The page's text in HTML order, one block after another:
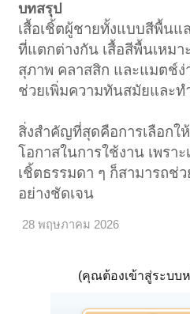
บทสรุป
เสื้อเชิ้ตผู้ชายทั้งแบบสีพื้นแ
ที่แตกต่างกัน เสื้อสีพื้นเหม
สุภาพ คลาสสิก และแมตช์ง่
ช่วยเพิ่มความทันสมัยและ
สิ่งสำคัญที่สุดคือการเลือกใ
โอกาสในการใช้งาน เพราะ
เชิ้ตธรรมดา ๆ ก็สามารถช่
อย่างชัดเจน
28 พฤษภาคม 2026
(คุณต้องเข้าสู่ระบบ